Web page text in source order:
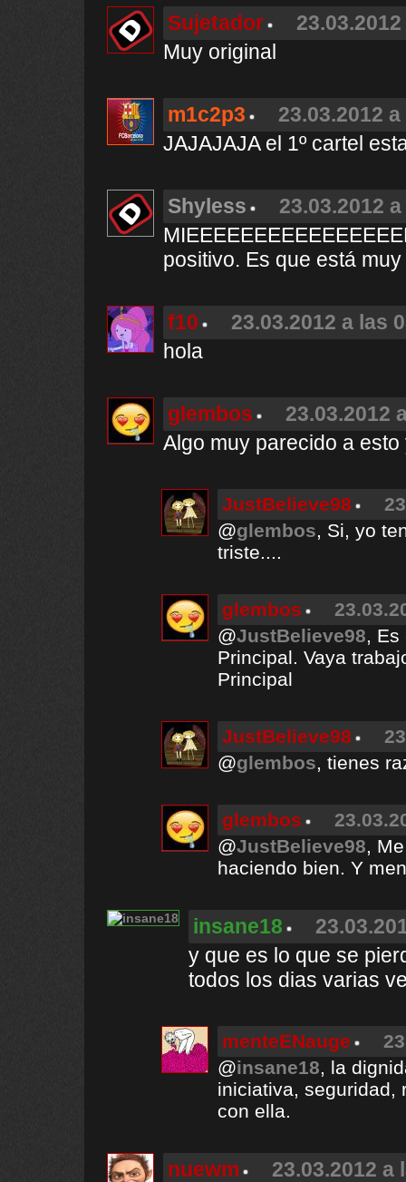
Sujetador
Muy original
m1c2p3
23.03.2012
JAJAJAJA el 1º cartel
Shyless
23.03.2012
positivo. Es que está
f10
23.03.2012 a las
hola
glembos
23.03.2012
Algo muy parecido a
JustBelieve98
@glembos, Si, yo
triste....
glembos
@JustBelieve98, Es
Principal. Vaya
Principal
JustBelieve98
@glembos, tienes
glembos
@JustBelieve98,
haciendo bien. Y
insane18
y que es lo que se
todos los dias varias
menteENauge
@insane18, la
iniciativa, seguridad,
con ella.
nuewm
23.03.2012 a